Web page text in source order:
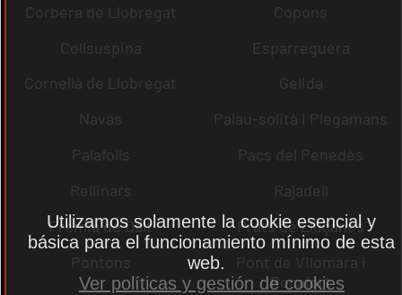
Corbera de Llobregat
Copons
Collsuspina
Esparreguera
Cornellà de Llobregat
Gelida
Navas
Palau-solità i Plegamans
Palafolls
Pacs del Penedès
Rellinars
Rajadell
Premià de Dalt
Prats de Lluçanès
Pontons
Pont de Vilomara i
Rocafort
Utilizamos solamente la cookie esencial y
básica para el funcionamiento mínimo de esta
web.
Ver políticas y gestión de cookies